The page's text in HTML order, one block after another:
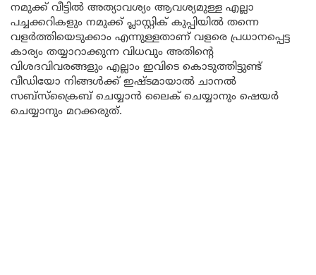
നമുക്ക് വീട്ടിൽ അത്യാവശ്യം ആവശ്യമുള്ള എല്ലാ
പച്ചക്കറികളും നമുക്ക് പ്ലാസ്റ്റിക് കുപ്പിയിൽ തന്നെ
വളർത്തിയെടുക്കാം എന്നുള്ളതാണ് വളരെ പ്രധാനപ്പെട്ട
കാര്യം തയ്യാറാക്കുന്ന വിധവും അതിന്റെ
വിശദവിവരങ്ങളും എല്ലാം ഇവിടെ കൊടുത്തിട്ടുണ്ട്
വീഡിയോ നിങ്ങൾക്ക് ഇഷ്ടമായാൽ ചാനൽ
സബ്സ്ക്രൈബ് ചെയ്യാൻ ലൈക് ചെയ്യാനും ഷെയർ
ചെയ്യാനും മറക്കരുത്.